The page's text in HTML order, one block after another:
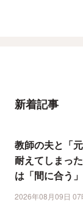
新着記事
教師の夫と「
耐えてしまっ
は「間に合う
2026年08月09日 07